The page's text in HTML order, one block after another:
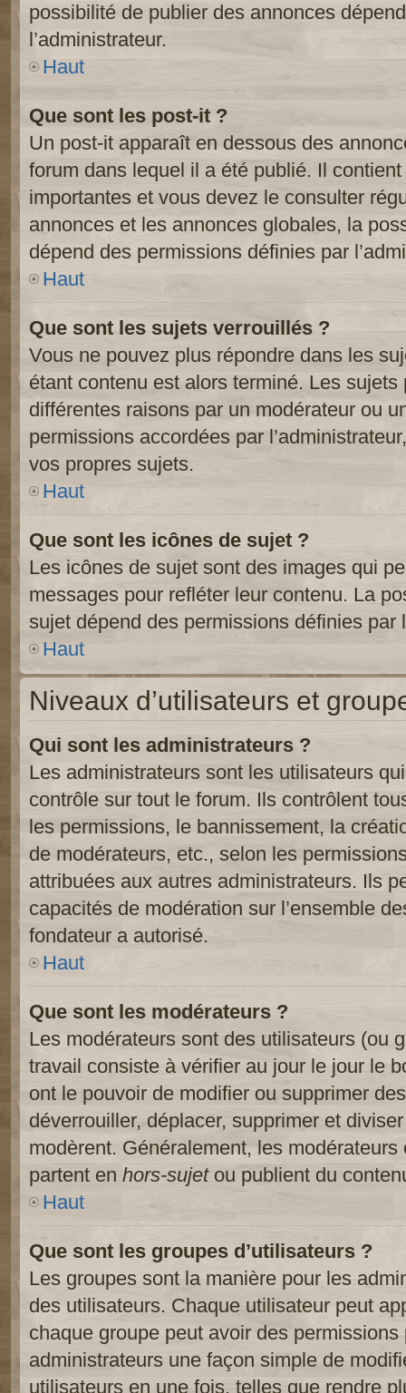
possibilité de publier des annonces
l’administrateur.
Haut
Que sont les post-it ?
Un post-it apparaît en dessous des
forum dans lequel il a été publié. Il
importantes et vous devez le consulter
annonces et les annonces globales, la
dépend des permissions définies par
Haut
Que sont les sujets verrouillés ?
Vous ne pouvez plus répondre dans les
étant contenu est alors terminé. Les
différentes raisons par un modérateur ou
permissions accordées par
vos propres sujets.
Haut
Que sont les icônes de sujet ?
Les icônes de sujet sont des images qui
messages pour refléter leur contenu. La
sujet dépend des permissions définies par
Haut
Niveaux d’utilisateurs et
Qui sont les administrateurs ?
Les administrateurs sont les utilisateurs
contrôle sur tout le forum. Ils contrôlent
les permissions, le bannissement, la
de modérateurs, etc., selon les
attribuées aux autres administrateurs. Ils
capacités de modération sur l’ensemble
fondateur a autorisé.
Haut
Que sont les modérateurs ?
Les modérateurs sont des utilisateurs (ou
travail consiste à vérifier au jour le jour le
ont le pouvoir de modifier ou supprimer
déverrouiller, déplacer, supprimer et
modèrent. Généralement, les
partent en hors-sujetou publient du
Haut
Que sont les groupes d’utilisateurs ?
Les groupes sont la manière pour les
des utilisateurs. Chaque utilisateur peut
chaque groupe peut avoir des
administrateurs une façon simple de
utilisateurs en une fois, telles que rendre